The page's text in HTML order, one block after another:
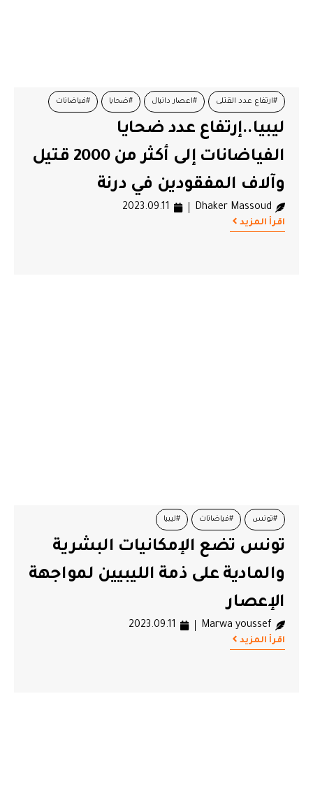
#ارتفاع عدد القتلى #اعصار دانيال #ضحايا #فياضانات
#ليبيا
ليبيا..إرتفاع عدد ضحايا
الفياضانات إلى أكثر من 2000 قتيل
وآلاف المفقودين في درنة
Dhaker Massoud
2023.09.11
اقرأ المزيد
#تونس #فياضانات #ليبيا
تونس تضع الإمكانيات البشرية
والمادية على ذمة الليبيين لمواجهة
الإعصار
Marwa youssef
2023.09.11
اقرأ المزيد